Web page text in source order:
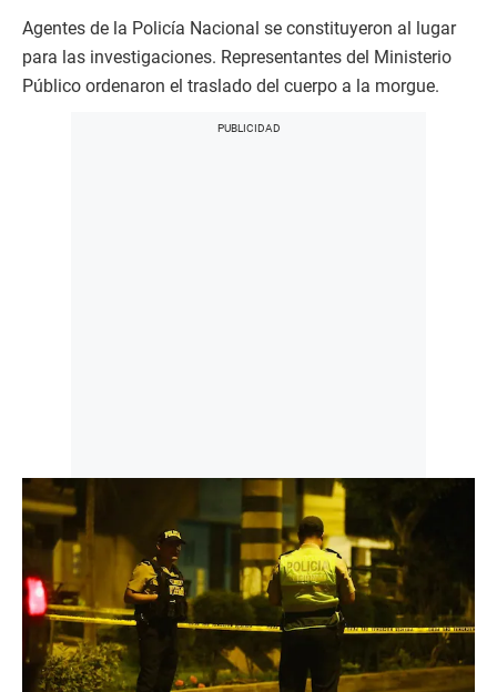
Agentes de la Policía Nacional se constituyeron al lugar
para las investigaciones. Representantes del Ministerio
Público ordenaron el traslado del cuerpo a la morgue.